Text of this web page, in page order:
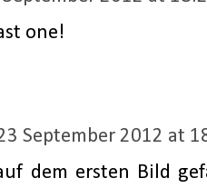
one!
September 2012 at
dem ersten Bild